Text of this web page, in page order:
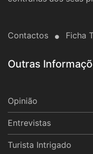
Contactos Ficha
Outras
Opinião
Entrevistas
Turista Intrigado